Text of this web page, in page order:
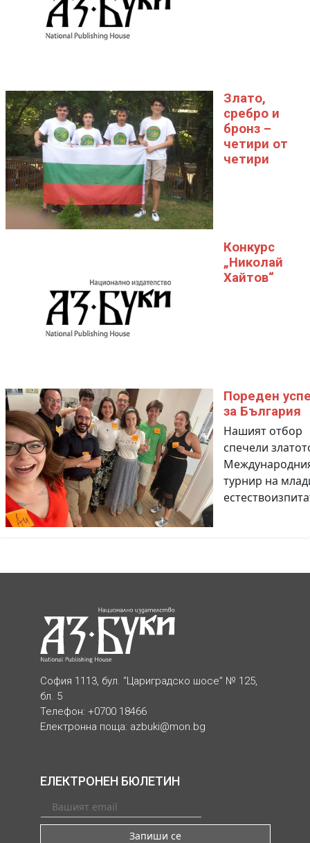
Злато,
сребро и
бронз –
четири от
четири
Конкурс
„Николай
Хайтов“
Пореден
за България
Нашият отбор
спечели
турнир на
София 1113, бул. “Цариградско шосе” № 125,
бл. 5
Телефон: +0700 18466
Електронна поща: azbuki@mon.bg
ЕЛЕКТРОНЕН БЮЛЕТИН
Запиши се